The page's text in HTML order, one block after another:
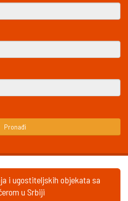
Pronađi
i ugostiteljskih objekata sa
u Srbiji